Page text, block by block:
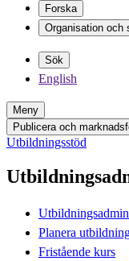
Forska
Organisation och
Sök
English
Meny
Publicera och
Utbildningsstöd
Planera
Fristående kurs